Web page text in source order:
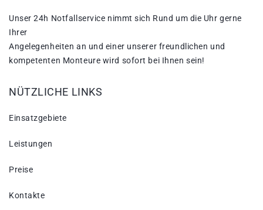
Unser 24h Notfallservice nimmt sich Rund um die Uhr gerne
Ihrer
Angelegenheiten an und einer unserer freundlichen und
kompetenten Monteure wird sofort bei Ihnen sein!
NÜTZLICHE LINKS
Einsatzgebiete
Leistungen
Preise
Kontakte